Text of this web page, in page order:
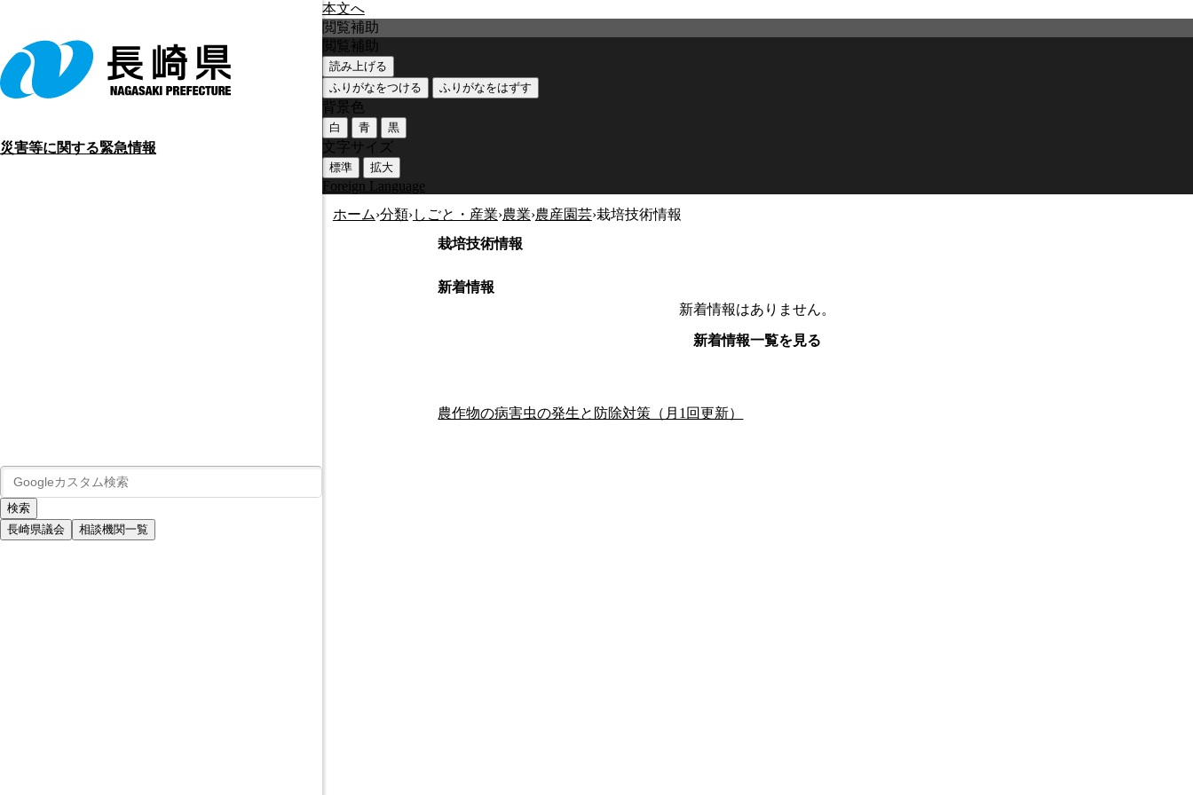
本文へ
災害等に関する緊急情報
長崎県議会 相談機関一覧
閲覧補助
閲覧補助
読み上げる
ふりがなをつける
ふりがなをはずす
背景色
白 青 黒
文字サイズ
標準 拡大
Foreign Language
ホーム›分類›しごと・産業›農業›農産園芸›栽培技術情報
栽培技術情報
新着情報
新着情報はありません。
新着情報一覧を見る
農作物の病害虫の発生と防除対策（月1回更新）
公式SNS